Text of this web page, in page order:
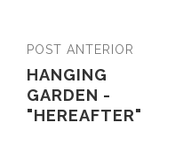
POST ANTERIOR
HANGING
GARDEN -
"HEREAFTER"